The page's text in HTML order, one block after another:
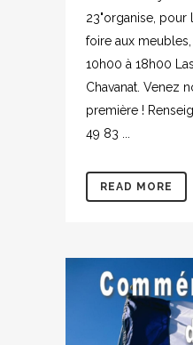
23"organise, pour
foire aux
10h00 à 18h00
Chavanat. Venez
première !
49 83 ...
READ MORE